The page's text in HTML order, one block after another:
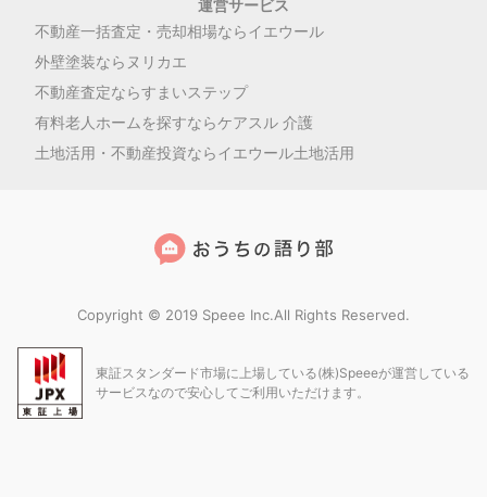
運営サービス
不動産一括査定・売却相場ならイエウール
外壁塗装ならヌリカエ
不動産査定ならすまいステップ
有料老人ホームを探すならケアスル 介護
土地活用・不動産投資ならイエウール土地活用
Copyright © 2019 Speee Inc.All Rights Reserved.
東証スタンダード市場に上場している(株)Speeeが運営している
サービスなので安心してご利用いただけます。